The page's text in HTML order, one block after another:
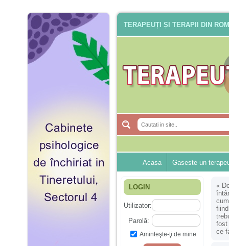
TERAPEUȚI ȘI TERAPII DIN
Acasa Gaseste un
LOGIN
Utilizator:
Parolă:
Aminteşte-ţi de mine
«
fost
ce